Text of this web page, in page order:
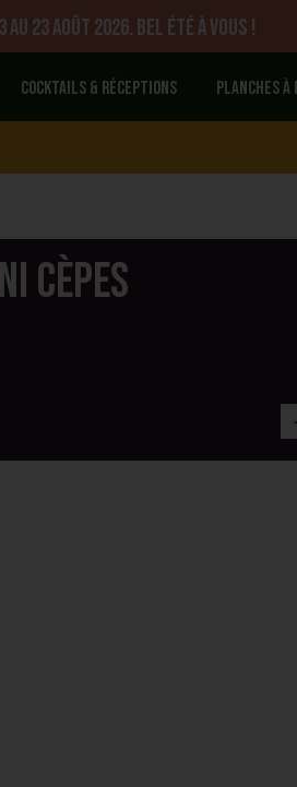
23 août 2026. Bel été à vous !
Cocktails & réceptions Planches
cèpes